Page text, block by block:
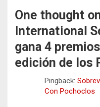
One thought
International
gana 4
edición de los
Pingback:
Con Pochoclos